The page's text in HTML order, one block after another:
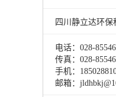
四川静立达环保
电话：028-
传真：028-
手机：
邮箱：